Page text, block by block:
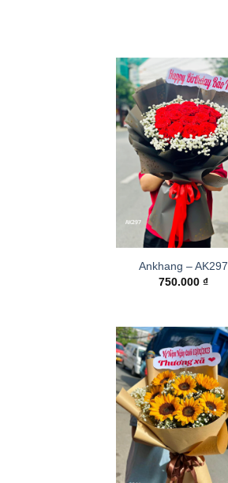
Ankhang – AK297
750.000 ₫